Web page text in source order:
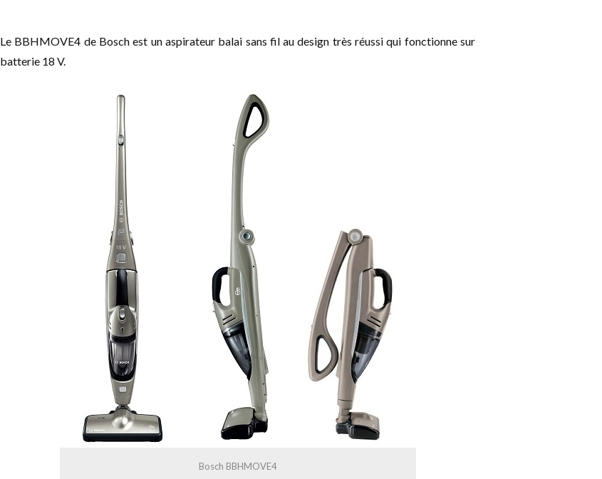
Le BBHMOVE4 de Bosch est un aspirateur balai sans fil au design très réussi qui fonctionne sur
batterie 18 V.
Bosch BBHMOVE4